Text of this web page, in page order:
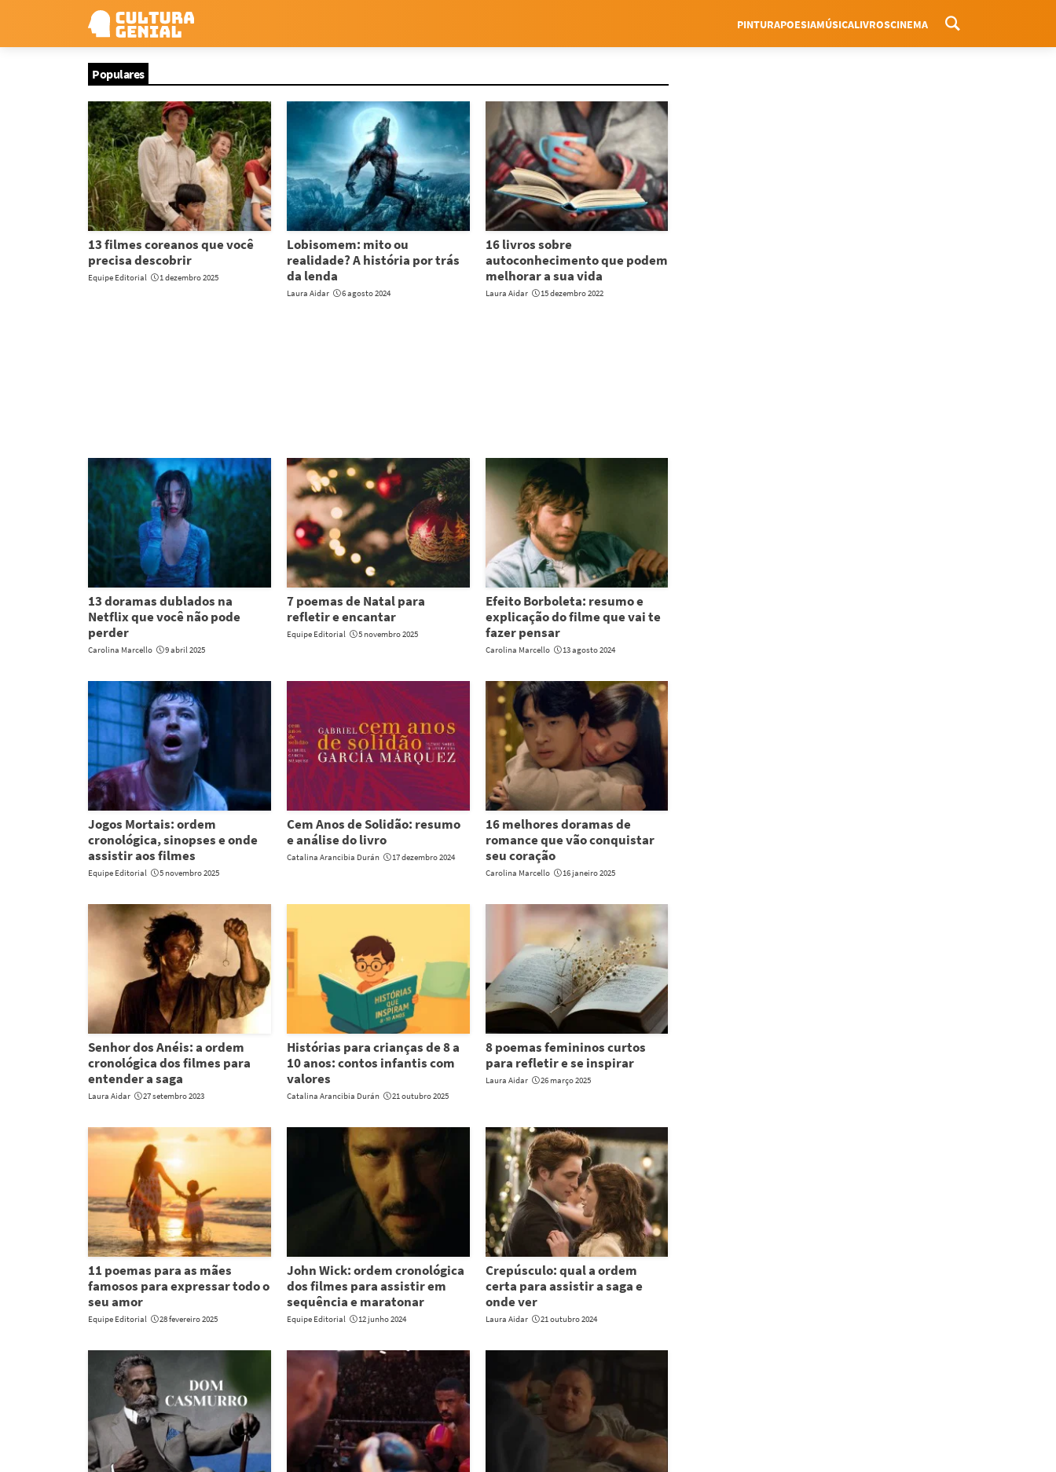
Menu
PINTURAPOESIAMÚSICALIVROSCINEMA
Populares
13 filmes coreanos que você
precisa descobrir
Equipe Editorial 1 dezembro 2025
Lobisomem: mito ou
realidade? A história por trás
da lenda
Laura Aidar 6 agosto 2024
16 livros sobre
autoconhecimento que podem
melhorar a sua vida
Laura Aidar 15 dezembro 2022
13 doramas dublados na
Netflix que você não pode
perder
Carolina Marcello 9 abril 2025
7 poemas de Natal para
refletir e encantar
Equipe Editorial 5 novembro 2025
Efeito Borboleta: resumo e
explicação do filme que vai te
fazer pensar
Carolina Marcello 13 agosto 2024
Jogos Mortais: ordem
cronológica, sinopses e onde
assistir aos filmes
Equipe Editorial 5 novembro 2025
Cem Anos de Solidão: resumo
e análise do livro
Catalina Arancibia Durán 17 dezembro 2024
16 melhores doramas de
romance que vão conquistar
seu coração
Carolina Marcello 16 janeiro 2025
Senhor dos Anéis: a ordem
cronológica dos filmes para
entender a saga
Laura Aidar 27 setembro 2023
Histórias para crianças de 8 a
10 anos: contos infantis com
valores
Catalina Arancibia Durán 21 outubro 2025
8 poemas femininos curtos
para refletir e se inspirar
Laura Aidar 26 março 2025
11 poemas para as mães
famosos para expressar todo o
seu amor
Equipe Editorial 28 fevereiro 2025
John Wick: ordem cronológica
dos filmes para assistir em
sequência e maratonar
Equipe Editorial 12 junho 2024
Crepúsculo: qual a ordem
certa para assistir a saga e
onde ver
Laura Aidar 21 outubro 2024